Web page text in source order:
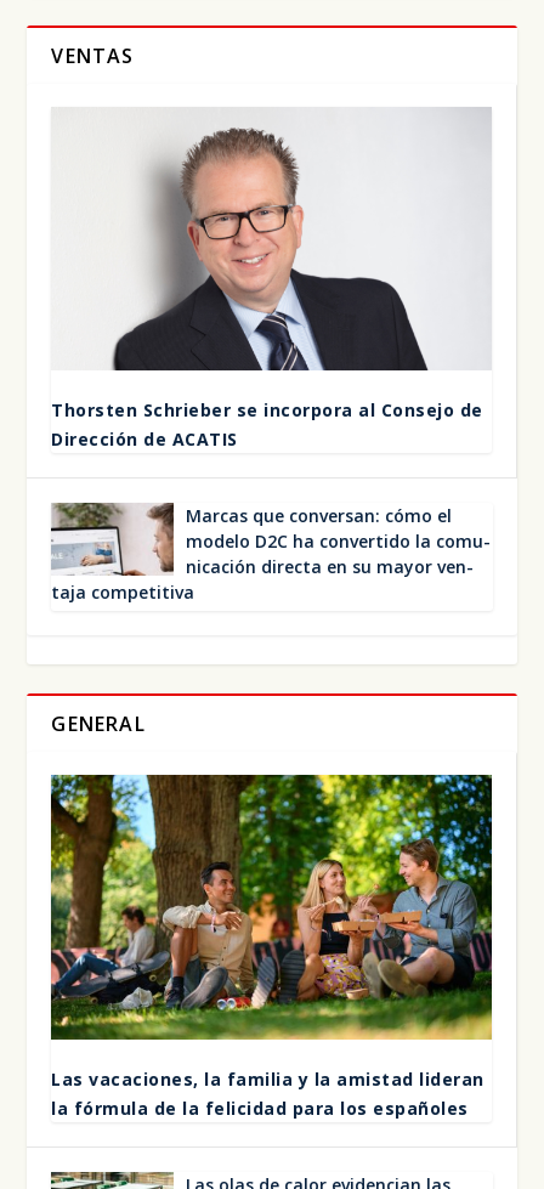
VENTAS
Thors­ten Schrie­ber se incor­po­ra al Con­se­jo de
Direc­ción de ACA­TIS
Mar­cas que con­ver­san: cómo el
mode­lo D2C ha con­ver­ti­do la comu­
ni­ca­ción direc­ta en su mayor ven­
ta­ja com­pe­ti­ti­va
GENERAL
Las vaca­cio­nes, la fami­lia y la amis­tad lide­ran
la fór­mu­la de la feli­ci­dad para los espa­ño­les
Las olas de calor evi­den­cian las